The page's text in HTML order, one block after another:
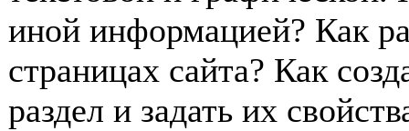
иной информацией? Как
страницах сайта? Как
раздел и задать их